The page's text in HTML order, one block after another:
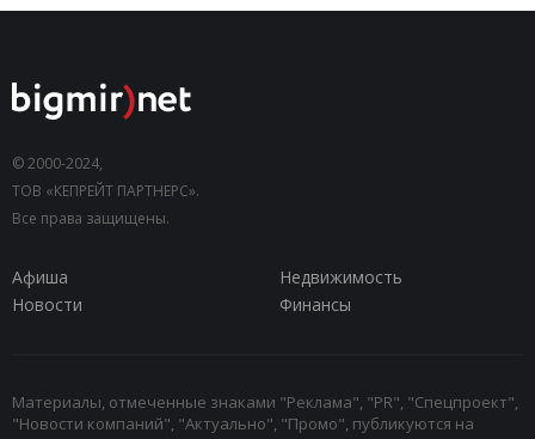
© 2000-2024,
ТОВ «КЕПРЕЙТ ПАРТНЕРС».
Все права защищены.
Афиша
Недвижимость
Новости
Финансы
Материалы, отмеченные знаками "Реклама", "PR", "Спецпроект",
"Новости компаний", "Актуально", "Промо", публикуются на